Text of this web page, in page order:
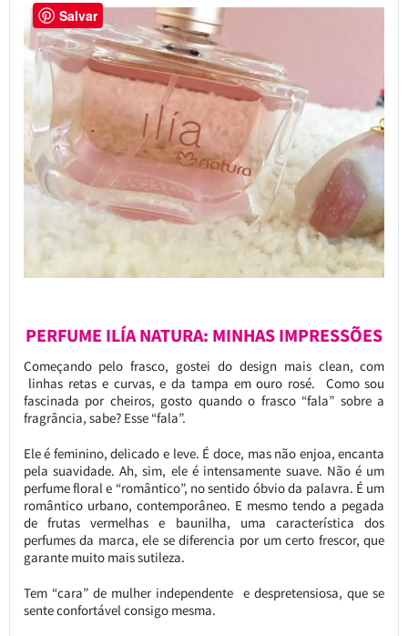
PERFUME ILÍA NATURA: MINHAS IMPRESSÕES
Começando pelo frasco, gostei do design mais clean, com
linhas retas e curvas, e da tampa em ouro rosé. Como sou
fascinada por cheiros, gosto quando o frasco “fala” sobre a
fragrância, sabe? Esse “fala”.
Ele é feminino, delicado e leve. É doce, mas não enjoa, encanta
pela suavidade. Ah, sim, ele é intensamente suave. Não é um
perfume floral e “romântico”, no sentido óbvio da palavra. É um
romântico urbano, contemporâneo. E mesmo tendo a pegada
de frutas vermelhas e baunilha, uma característica dos
perfumes da marca, ele se diferencia por um certo frescor, que
garante muito mais sutileza.
Tem “cara” de mulher independente e despretensiosa, que se
sente confortável consigo mesma.
Salvar